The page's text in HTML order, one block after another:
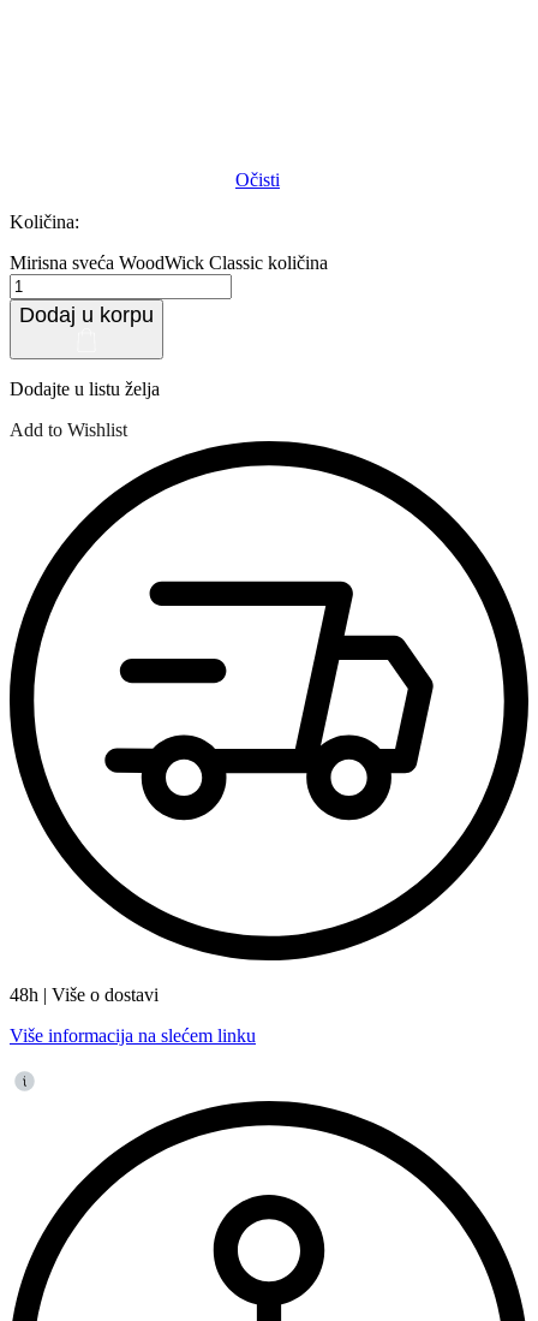
Očisti
Količina:
Mirisna sveća WoodWick Classic količina
Dodaj u korpu
Dodajte u listu želja
Add to Wishlist
48h | Više o dostavi
Više informacija na slećem linku